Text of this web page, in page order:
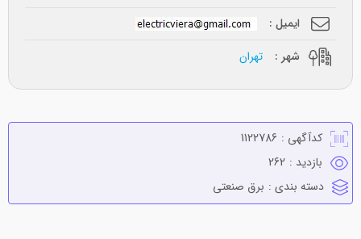
ایمیل :
شهر :
تهران
کدآگهی : 1122786
بازدید : 262
دسته بندی : برق صنعتي